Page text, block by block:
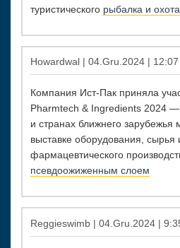
туристического рыбалка и охота
Howardwal | 04.Gru.2024 | 12:07
Компания Ист-Пак приняла
Pharmtech & Ingredients 2024
и странах ближнего зарубежья
выставке оборудования, сырья
фармацевтического
псевдоожиженным слоем
Reggieswimb | 04.Gru.2024 |